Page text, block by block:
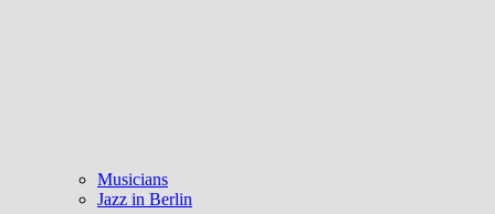
Musicians
Jazz in Berlin